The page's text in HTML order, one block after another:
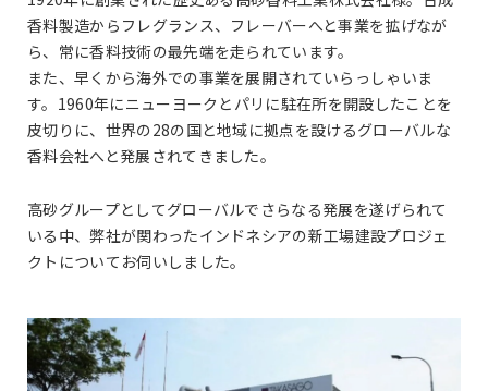
香料製造からフレグランス、フレーバーへと事業を拡げなが
ら、常に香料技術の最先端を走られています。
また、早くから海外での事業を展開されていらっしゃいま
す。1960年にニューヨークとパリに駐在所を開設したことを
皮切りに、世界の28の国と地域に拠点を設けるグローバルな
香料会社へと発展されてきました。
高砂グループとしてグローバルでさらなる発展を遂げられて
いる中、弊社が関わったインドネシアの新工場建設プロジェ
クトについてお伺いしました。